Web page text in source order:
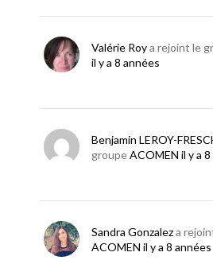
Valérie Roya rejoint le
il y a 8 années
Benjamin LEROY-
groupeACOMEN il y a
Sandra Gonzaleza
ACOMEN il y a 8 années